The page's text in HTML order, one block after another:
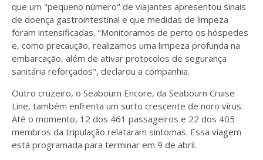
que um "pequeno número" de viajantes apresentou sinais
de doença gastrointestinal e que medidas de limpeza
foram intensificadas. "Monitoramos de perto os hóspedes
e, como precaução, realizamos uma limpeza profunda na
embarcação, além de ativar protocolos de segurança
sanitária reforçados", declarou a companhia.
Outro cruzeiro, o Seabourn Encore, da Seabourn Cruise
Line, também enfrenta um surto crescente de noro vírus.
Até o momento, 12 dos 461 passageiros e 22 dos 405
membros da tripulação relataram sintomas. Essa viagem
está programada para terminar em 9 de abril.